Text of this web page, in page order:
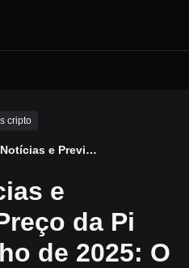
cripto
e Previsã
e
da Pi
de 2025: O